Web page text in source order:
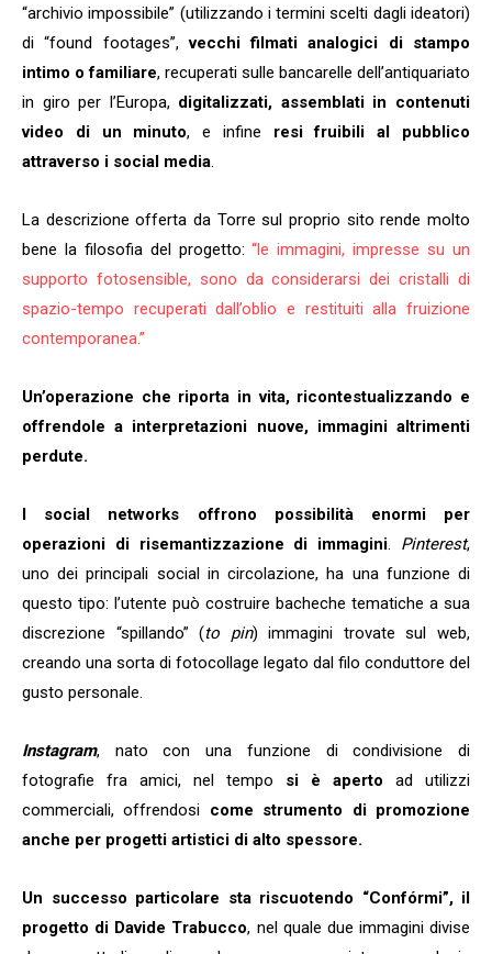
“archivio impossibile” (utilizzando i termini scelti dagli ideatori)
di “found footages”,vecchi filmati analogici di stampo
intimo o familiare, recuperati sulle bancarelle dell’antiquariato
in giro per l’Europa, digitalizzati, assemblati in contenuti
video di un minuto, e infine resi fruibili al pubblico
attraverso i social media.
La descrizione offerta da Torre sul proprio sito rende molto
bene la filosofia del progetto:“le immagini, impresse su un
supporto fotosensible, sono da considerarsi dei cristalli di
spazio-tempo recuperati dall’oblio e restituiti alla fruizione
contemporanea.”
Un’operazione che riporta in vita, ricontestualizzando e
offrendole a interpretazioni nuove, immagini altrimenti
perdute.
I social networks offrono possibilità enormi per
operazioni di risemantizzazione di immagini. Pinterest,
uno dei principali social in circolazione, ha una funzione di
questo tipo: l’utente può costruire bacheche tematiche a sua
discrezione “spillando” (to pin) immagini trovate sul web,
creando una sorta di fotocollage legato dal filo conduttore del
gusto personale.
Instagram, nato con una funzione di condivisione di
fotografie fra amici, nel tempo si è aperto ad utilizzi
commerciali, offrendosi come strumento di promozione
anche per progetti artistici di alto spessore.
Un successo particolare sta riscuotendo “Confórmi”, il
progetto di Davide Trabucco, nel quale due immagini divise